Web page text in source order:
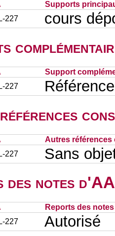
Supports
227
cours
Support
227
Autres références
227
Sans
des notes
Reports des
227
Autorisé